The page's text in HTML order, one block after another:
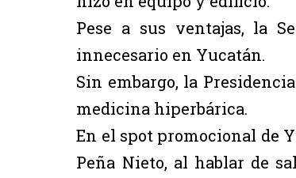
Pese a sus ventajas, la
innecesario en Yucatán.
Sin embargo, la
medicina hiperbárica.
En el spot promocional de
Peña Nieto, al hablar de